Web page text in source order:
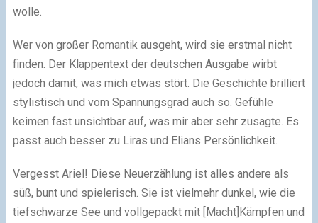
wolle.
Wer von großer Romantik ausgeht, wird sie erstmal nicht
finden. Der Klappentext der deutschen Ausgabe wirbt
jedoch damit, was mich etwas stört. Die Geschichte brilliert
stylistisch und vom Spannungsgrad auch so. Gefühle
keimen fast unsichtbar auf, was mir aber sehr zusagte. Es
passt auch besser zu Liras und Elians Persönlichkeit.
Vergesst Ariel! Diese Neuerzählung ist alles andere als
süß, bunt und spielerisch. Sie ist vielmehr dunkel, wie die
tiefschwarze See und vollgepackt mit [Macht]Kämpfen und